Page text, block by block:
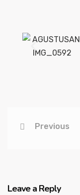
Previous
Leave a Reply